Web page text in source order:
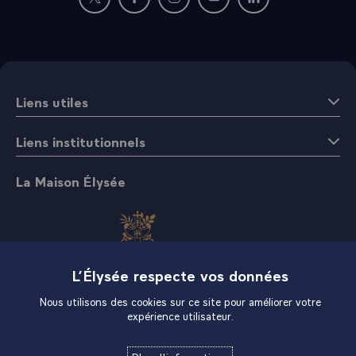
Nouvelle fenêtre : rejoignez-nous sur Twitter
Nouvelle fenêtre : rejoignez-nous sur
Nouvelle fenêtre : rejoignez-nous
Nouvelle fenêtre :
Nouvelle fenêtre :
Liens utiles
Liens institutionnels
La Maison Élysée
Boutique
L’Élysée respecte vos données
Nous utilisons des cookies sur ce site pour améliorer votre
expérience utilisateur.